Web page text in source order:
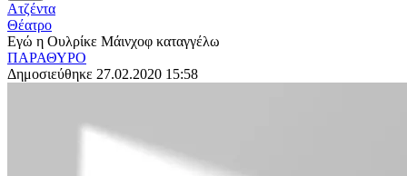
Ατζέντα
Θέατρο
Εγώ η Ουλρίκε Μάινχοφ καταγγέλω
ΠΑΡΑΘΥΡΟ
Δημοσιεύθηκε 27.02.2020 15:58